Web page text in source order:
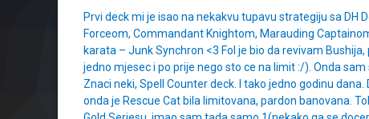
Prvi deck mi je isao na nekakvu tupavu strategiju sa DH
Forceom, Commandant Knightom, Marauding
karata – Junk Synchron <3 Fol je bio da revivam
jedno mjesec i po prije nego sto ce na limit :/). Onda
Znaci neki, Spell Counter deck. I tako jedno godinu
onda je Rescue Cat bila limitovana, pardon banovana.